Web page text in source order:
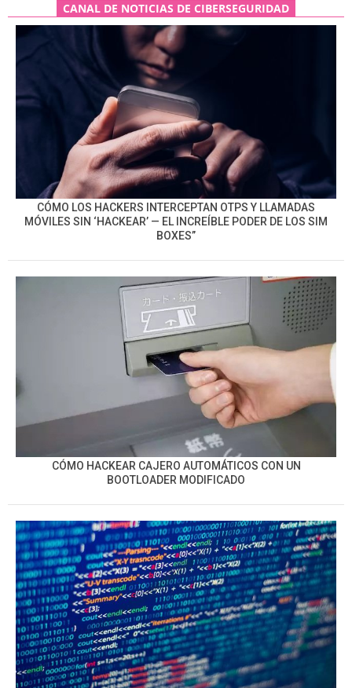
CANAL DE NOTICIAS DE CIBERSEGURIDAD
CÓMO LOS HACKERS INTERCEPTAN OTPS Y LLAMADAS
MÓVILES SIN ‘HACKEAR’ — EL INCREÍBLE PODER DE LOS SIM
BOXES”
CÓMO HACKEAR CAJERO AUTOMÁTICOS CON UN
BOOTLOADER MODIFICADO